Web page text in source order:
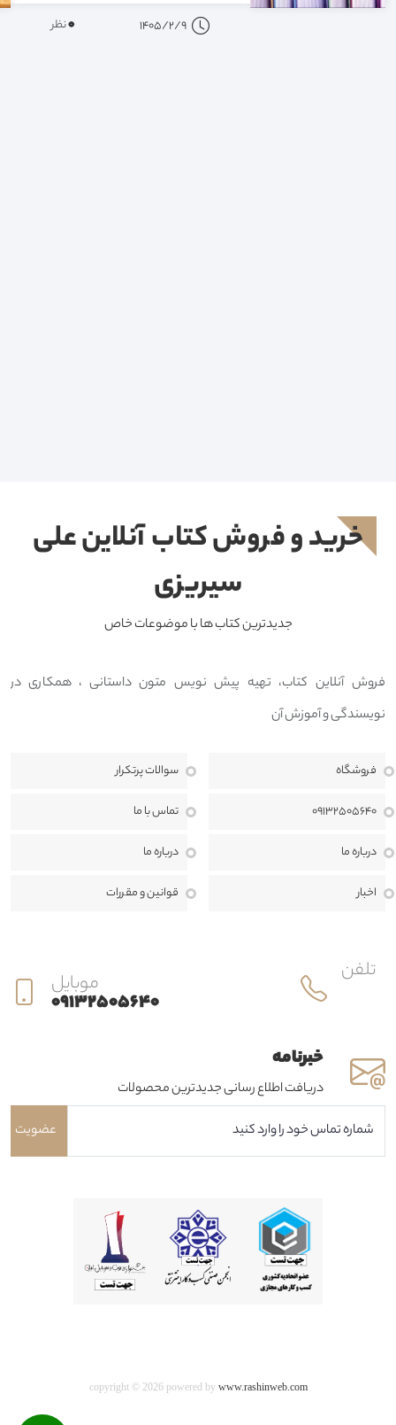
1405/2/9
0نظر
فروشگاه
09132505640
درباره ما
اخبار
سوالات پرتکرار
تماس با ما
درباره ما
قوانين و مقررات
خرید و فروش کتاب آنلاین علی
سیریزی
جدیدترین کتاب ها با موضوعات خاص
فروش آنلاین کتاب، تهیه پیش نویس متون داستانی ، همکاری در
نویسندگی و آموزش آن
خبرنامه
دریافت اطلاع رسانی جدیدترین محصولات
تلفن موبایل
09132505640
عضویت
copyright © 2026 powered by www.rashinweb.com